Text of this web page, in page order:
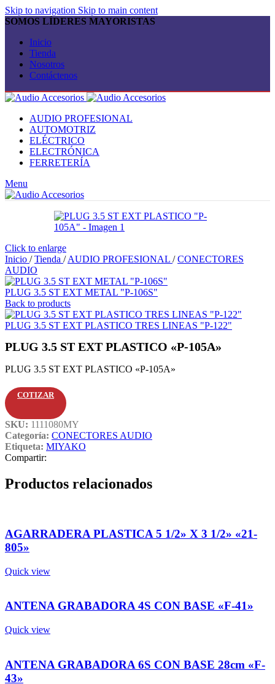
Skip to navigation Skip to main content
SOMOS LÍDERES MAYORISTAS
Inicio
Tienda
Nosotros
Contáctenos
AUDIO PROFESIONAL
AUTOMOTRIZ
ELÉCTRICO
ELECTRÓNICA
FERRETERÍA
Menu
Click to enlarge
Inicio / Tienda / AUDIO PROFESIONAL / CONECTORES
AUDIO
PLUG 3.5 ST EXT METAL "P-106S"
Back to products
PLUG 3.5 ST EXT PLASTICO TRES LINEAS "P-122"
PLUG 3.5 ST EXT PLASTICO «P-105A»
PLUG 3.5 ST EXT PLASTICO «P-105A»
COTIZAR
SKU: 1111080MY
Categoría: CONECTORES AUDIO
Etiqueta: MIYAKO
Compartir:
Productos relacionados
AGARRADERA PLASTICA 5 1/2» X 3 1/2» «21-
805»
Quick view
ANTENA GRABADORA 4S CON BASE «F-41»
Quick view
ANTENA GRABADORA 6S CON BASE 28cm «F-
43»